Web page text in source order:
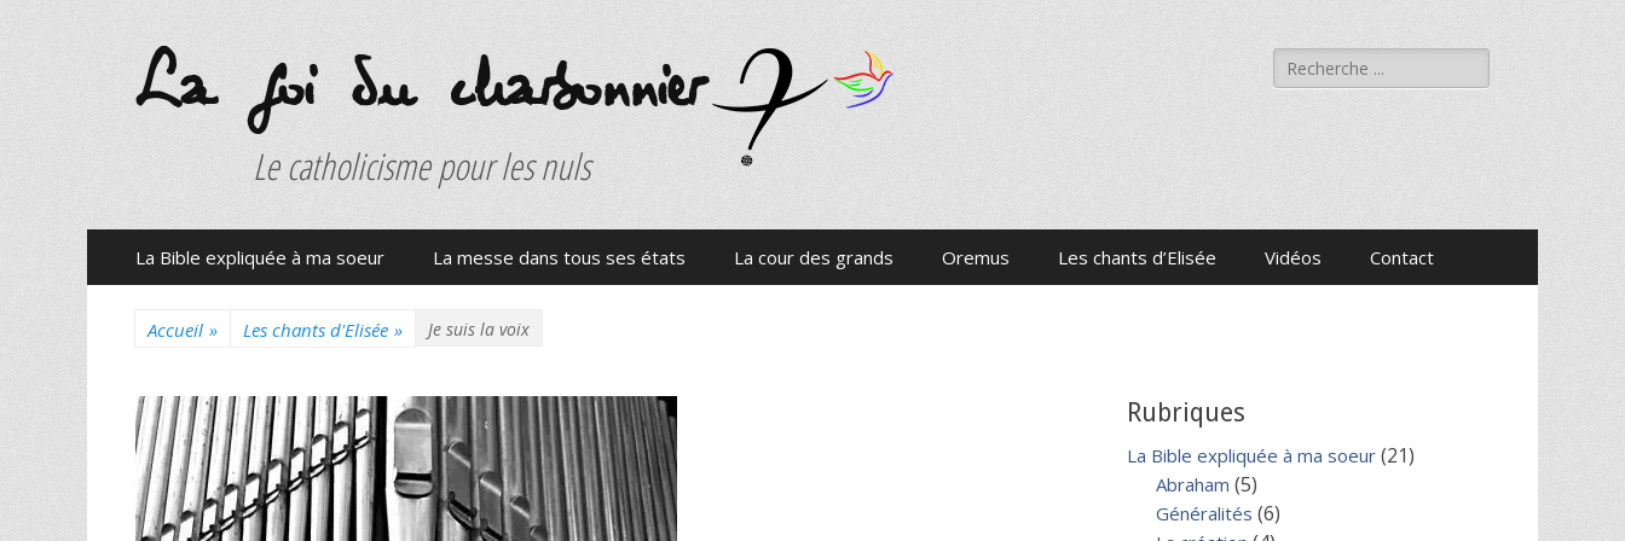
La foi du charbonnier
Le catholicisme pour les nuls
Rechercher :
Menu
principal
La Bible expliquée à ma soeur La messe dans tous ses états La cour des grands Oremus Les chants d’Elisée Vidéos Contact
Accueil » Les chants d'Elisée » Je suis la voix
Rubriques
La Bible expliquée à ma soeur (21)
Abraham (5)
Généralités (6)